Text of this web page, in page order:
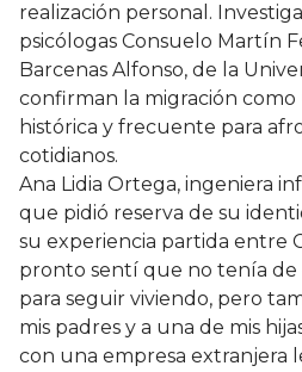
realización personal.
psicólogas Consuelo Martín
Barcenas Alfonso, de la
confirman la migración como
histórica y frecuente para
cotidianos.
Ana Lidia Ortega, ingeniera
que pidió reserva de su
su experiencia partida entre
pronto sentí que no tenía de
para seguir viviendo, pero
mis padres y a una de mis
con una empresa extranjera